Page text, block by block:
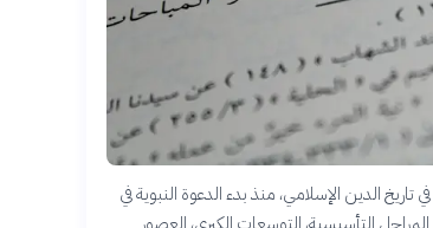
الدين الإسلامي، منذ بدء الدعوة النبوية في